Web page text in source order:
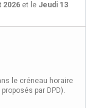
2026et le Jeudi 13
le créneau horaire
par DPD).